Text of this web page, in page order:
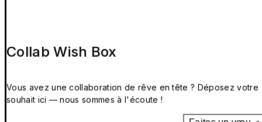
Collab Wish Box
Vous avez une collaboration de rêve en tête ? Déposez votre
souhait ici — nous sommes à l'écoute !